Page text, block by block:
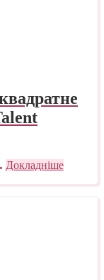
Докладніше